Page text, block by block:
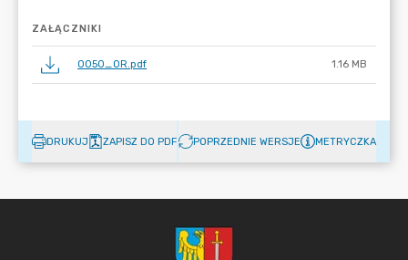
ZAŁĄCZNIKI
0050_OR.pdf 1.16 MB
DRUKUJ ZAPISZ DO PDF POPRZEDNIE WERSJE METRYCZKA